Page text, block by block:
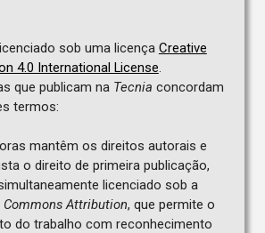
sob uma licença Creative
4.0 International License.
que publicam na Tecnia concordam
termos:
mantêm os direitos autorais e
o direito de primeira publicação,
licenciado sob a
Commons Attribution, que permite o
do trabalho com reconhecimento